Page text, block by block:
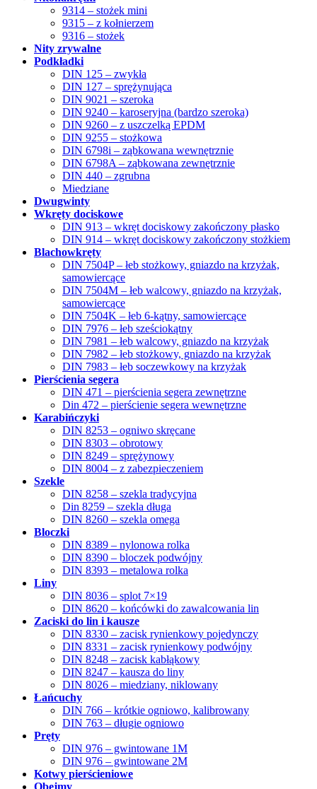
9314 – stożek mini
9315 – z kołnierzem
9316 – stożek
Nity zrywalne
Podkładki
DIN 125 – zwykła
DIN 127 – sprężynująca
DIN 9021 – szeroka
DIN 9240 – karoseryjna (bardzo szeroka)
DIN 9260 – z uszczelką EPDM
DIN 9255 – stożkowa
DIN 6798i – ząbkowana wewnętrznie
DIN 6798A – ząbkowana zewnętrznie
DIN 440 – zgrubna
Miedziane
Dwugwinty
Wkręty dociskowe
DIN 913 – wkręt dociskowy zakończony płasko
DIN 914 – wkręt dociskowy zakończony stożkiem
Blachowkręty
DIN 7504P – łeb stożkowy, gniazdo na krzyżak,
samowiercące
DIN 7504M – łeb walcowy, gniazdo na krzyżak,
samowiercące
DIN 7504K – łeb 6-kątny, samowiercące
DIN 7976 – łeb sześciokątny
DIN 7981 – łeb walcowy, gniazdo na krzyżak
DIN 7982 – łeb stożkowy, gniazdo na krzyżak
DIN 7983 – łeb soczewkowy na krzyżak
Pierścienia segera
DIN 471 – pierścienia segera zewnętrzne
Din 472 – pierścienie segera wewnętrzne
Karabińczyki
DIN 8253 – ogniwo skręcane
DIN 8303 – obrotowy
DIN 8249 – sprężynowy
DIN 8004 – z zabezpieczeniem
Szekle
DIN 8258 – szekla tradycyjna
Din 8259 – szekla długa
DIN 8260 – szekla omega
Bloczki
DIN 8389 – nylonowa rolka
DIN 8390 – bloczek podwójny
DIN 8393 – metalowa rolka
Liny
DIN 8036 – splot 7×19
DIN 8620 – końcówki do zawalcowania lin
Zaciski do lin i kausze
DIN 8330 – zacisk rynienkowy pojedynczy
DIN 8331 – zacisk rynienkowy podwójny
DIN 8248 – zacisk kabłąkowy
DIN 8247 – kausza do liny
DIN 8026 – miedziany, niklowany
Łańcuchy
DIN 766 – krótkie ogniowo, kalibrowany
DIN 763 – długie ogniowo
Pręty
DIN 976 – gwintowane 1M
DIN 976 – gwintowane 2M
Kotwy pierścieniowe